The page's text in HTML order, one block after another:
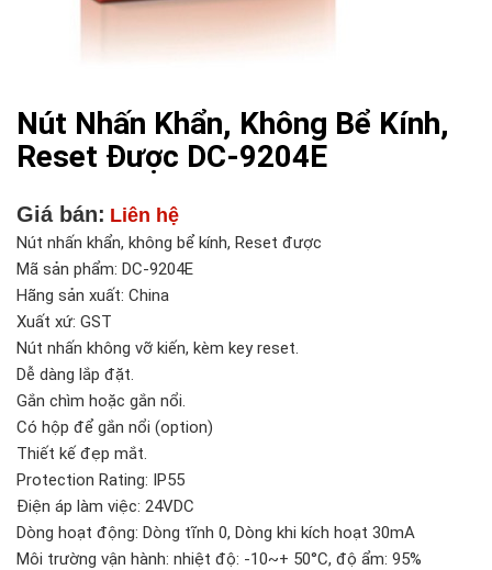
Nút Nhấn Khẩn, Không Bể Kính,
Reset Được DC-9204E
Giá bán: Liên hệ
Nút nhấn khẩn, không bể kính, Reset được
Mã sản phẩm: DC-9204E
Hãng sản xuất: China
Xuất xứ: GST
Nút nhấn không vỡ kiến, kèm key reset.
Dễ dàng lắp đặt.
Gắn chìm hoặc gắn nổi.
Có hộp để gắn nổi (option)
Thiết kế đẹp mắt.
Protection Rating: IP55
Điện áp làm việc: 24VDC
Dòng hoạt động: Dòng tĩnh 0, Dòng khi kích hoạt 30mA
Môi trường vận hành: nhiệt độ: -10~+ 50°C, độ ẩm: 95%